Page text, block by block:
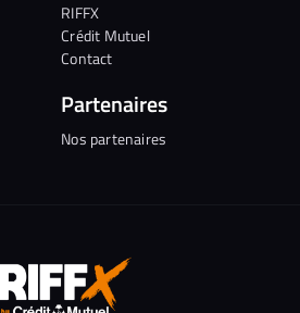
RIFFX
Crédit Mutuel
Contact
Partenaires
Nos partenaires